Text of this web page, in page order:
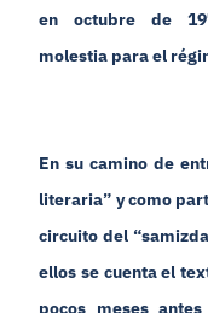
en octubre de
molestia para el
En su camino de
literaria” y como
circuito del
ellos se cuenta el
pocos meses